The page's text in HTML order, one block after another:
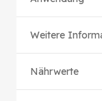
Weitere
Nährwerte